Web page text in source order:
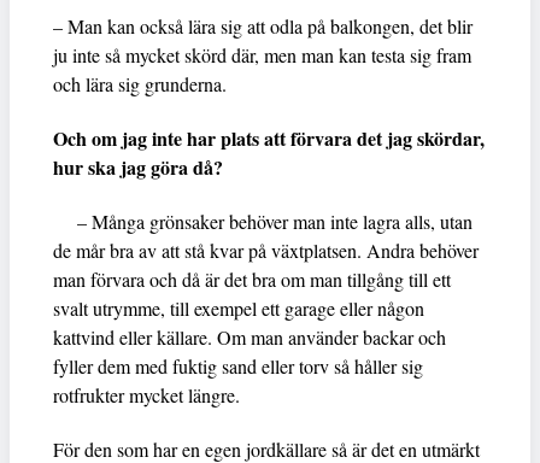
– Man kan också lära sig att odla på balkongen, det blir
ju inte så mycket skörd där, men man kan testa sig fram
och lära sig grunderna.
Och om jag inte har plats att förvara det jag skördar,
hur ska jag göra då?
– Många grönsaker behöver man inte lagra alls, utan
de mår bra av att stå kvar på växtplatsen. Andra behöver
man förvara och då är det bra om man tillgång till ett
svalt utrymme, till exempel ett garage eller någon
kattvind eller källare. Om man använder backar och
fyller dem med fuktig sand eller torv så håller sig
rotfrukter mycket längre.
För den som har en egen jordkällare så är det en utmärkt